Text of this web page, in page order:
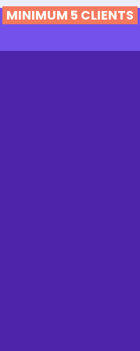
MINIMUM 5 CLIENTS